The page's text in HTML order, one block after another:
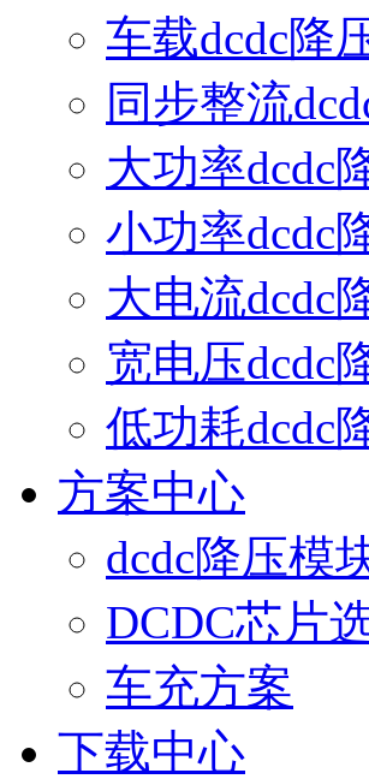
车载dcdc降
同步整流
大功率dcdc
小功率dcdc
大电流dcdc
宽电压dcdc
低功耗dcdc
方案中心
dcdc降压模
DCDC芯片
车充方案
下载中心